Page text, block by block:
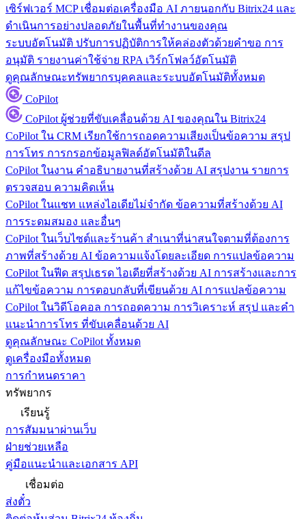
เซิร์ฟเวอร์ MCP เชื่อมต่อเครื่องมือ AI ภายนอกกับ Bitrix24 และ
ดำเนินการอย่างปลอดภัยในพื้นที่ทำงานของคุณ
ระบบอัตโนมัติ ปรับการปฏิบัติการให้คล่องตัวด้วยคำขอ การ
อนุมัติ รายงานค่าใช้จ่าย RPA เวิร์กโฟลว์อัตโนมัติ
ดูคุณลักษณะทรัพยากรบุคคลและระบบอัตโนมัติทั้งหมด
CoPilot
CoPilot ผู้ช่วยที่ขับเคลื่อนด้วย AI ของคุณใน Bitrix24
CoPilot ใน CRM เรียกใช้การถอดความเสียงเป็นข้อความ สรุป
การโทร การกรอกข้อมูลฟิลด์อัตโนมัติในดีล
CoPilot ในงาน คำอธิบายงานที่สร้างด้วย AI สรุปงาน รายการ
ตรวจสอบ ความคิดเห็น
CoPilot ในแชท แหล่งไอเดียไม่จำกัด ข้อความที่สร้างด้วย AI
การระดมสมอง และอื่นๆ
CoPilot ในเว็บไซต์และร้านค้า สำเนาที่น่าสนใจตามที่ต้องการ
ภาพที่สร้างด้วย AI ข้อความแจ้งโดยละเอียด การแปลข้อความ
CoPilot ในฟีด สรุปเธรด ไอเดียที่สร้างด้วย AI การสร้างและการ
แก้ไขข้อความ การตอบกลับที่เขียนด้วย AI การแปลข้อความ
CoPilot ในวิดีโอคอล การถอดความ การวิเคราะห์ สรุป และคำ
แนะนำการโทร ที่ขับเคลื่อนด้วย AI
ดูคุณลักษณะ CoPilot ทั้งหมด
ดูเครื่องมือทั้งหมด
การกำหนดราคา
ทรัพยากร
เรียนรู้
การสัมมนาผ่านเว็บ
ฝ่ายช่วยเหลือ
คู่มือแนะนำและเอกสาร API
เชื่อมต่อ
ส่งตั๋ว